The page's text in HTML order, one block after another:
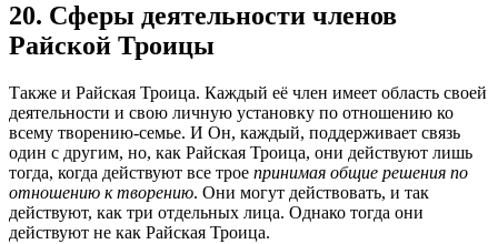
20. Сферы деятельности членов
Райской Троицы
Также и Райская Троица. Каждый её член имеет область своей
деятельности и свою личную установку по отношению ко
всему творению-семье. И Он, каждый, поддерживает связь
один с другим, но, как Райская Троица, они действуют лишь
тогда, когда действуют все трое принимая общие решения по
отношению к творению. Они могут действовать, и так
действуют, как три отдельных лица. Однако тогда они
действуют не как Райская Троица.